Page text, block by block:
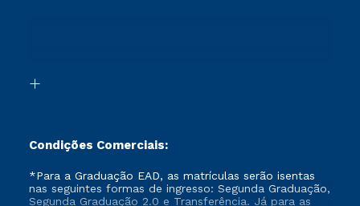
Formação Pedagógica - R2
Condições Comerciais:
*Para a Graduação EAD, as matrículas serão isentas
nas seguintes formas de ingresso: Segunda Graduação,
Segunda Graduação 2.0 e Transferência. Já para as